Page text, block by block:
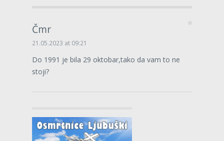
Čmr
21.05.2023 at 09:21
Do 1991 je bila 29 oktobar,tako da vam to ne
stoji?